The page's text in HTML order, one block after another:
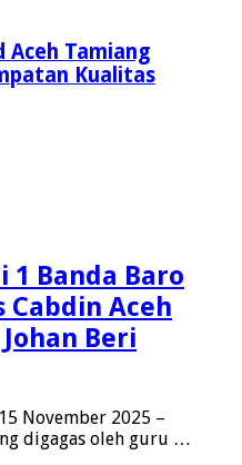
Aceh Tamiang
Kualitas
1 Banda Baro
Aceh
Beri
November 2025 –
digagas oleh guru …